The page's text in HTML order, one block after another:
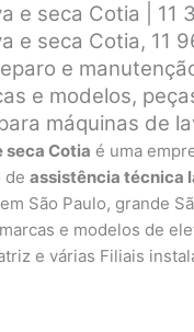
e seca Cotia | 11
e seca Cotia, 11
e
e modelos,
máquinas de
seca Cotia é uma
deassistência técnica
São Paulo, grande
e modelos de
e várias Filiais